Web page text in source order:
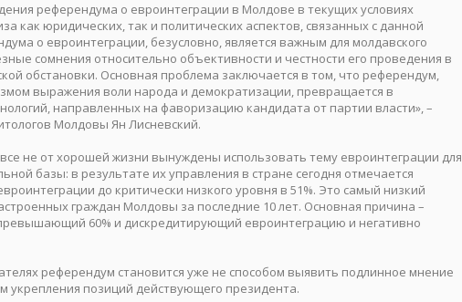
референдума о евроинтеграции в Молдове в текущих условиях
как юридических, так и политических аспектов, связанных с данной
о евроинтеграции, безусловно, является важным для молдавского
сомнения относительно объективности и честности его проведения в
обстановки. Основная проблема заключается в том, что референдум,
выражения воли народа и демократизации, превращается в
направленных на фаворизацию кандидата от партии власти», –
Молдовы Ян Лисневский.
не от хорошей жизни вынуждены использовать тему евроинтеграции для
базы: в результате их управления в стране сегодня отмечается
до критически низкого уровня в 51%. Это самый низкий
граждан Молдовы за последние 10 лет. Основная причина –
60% и дискредитирующий евроинтеграцию и негативно
референдум становится уже не способом выявить подлинное мнение
укрепления позиций действующего президента.